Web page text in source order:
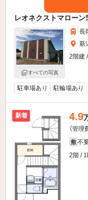
レオネクストマロー
すべての写真
長
新
2階建
駐車場あり 駐輪場あり
新着 4.9
（管理
敷 不
2階 /